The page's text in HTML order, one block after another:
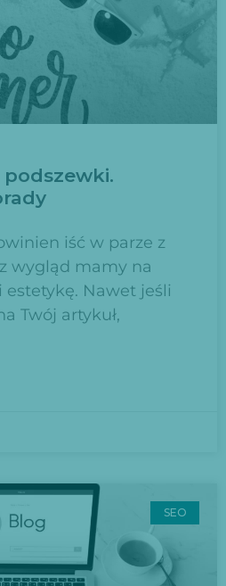
iść w parze z
wygląd mamy na
estetykę. Nawet jeśli
Twój artykuł,
SEO